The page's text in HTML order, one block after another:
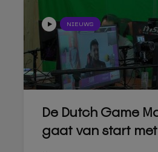
NIEUWS
De Dutch Game
gaat van start